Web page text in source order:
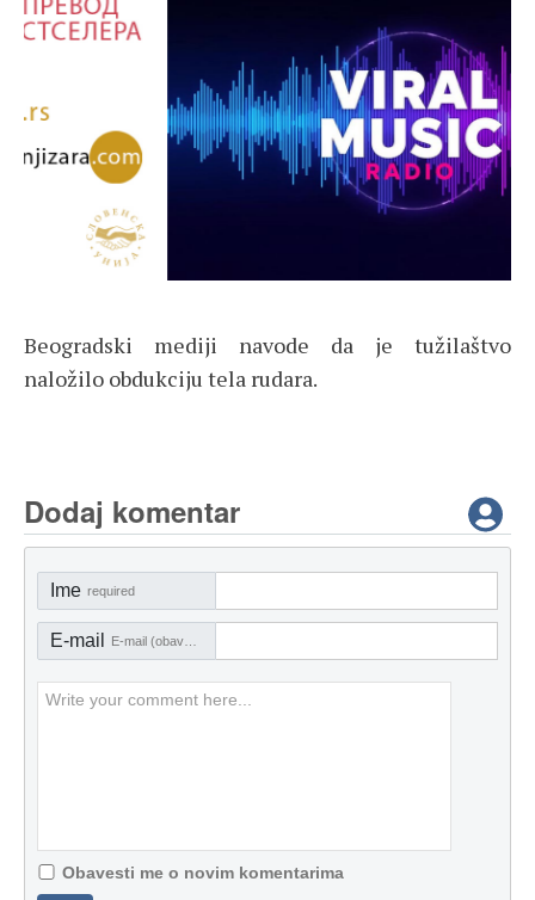
Beogradski mediji navode da je tužilaštvo
naložilo obdukciju tela rudara.
Dodaj komentar
Ime required
E-mail
Obavesti me o novim komentarima